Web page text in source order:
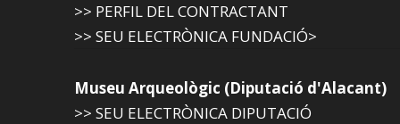
>> PERFIL DEL CONTRACTANT
>> SEU ELECTRÒNICA FUNDACIÓ>
Museu Arqueològic (Diputació d'Alacant)
>> SEU ELECTRÒNICA DIPUTACIÓ